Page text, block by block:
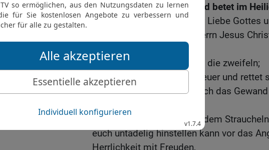
allerheiligsten Glauben und betet im
21 und bewahrt euch in der Liebe Gottes
Barmherzigkeit unseres Herrn Jesus
Leben.
22 Und erbarmt euch derer, die zweifeln;
andere reißt aus dem Feuer und rettet
euch in Furcht, wenn ihr auch das
24
Dem aber, der euch vor dem
euch untadelig hinstellen kann vor das
Herrlichkeit mit Freuden,